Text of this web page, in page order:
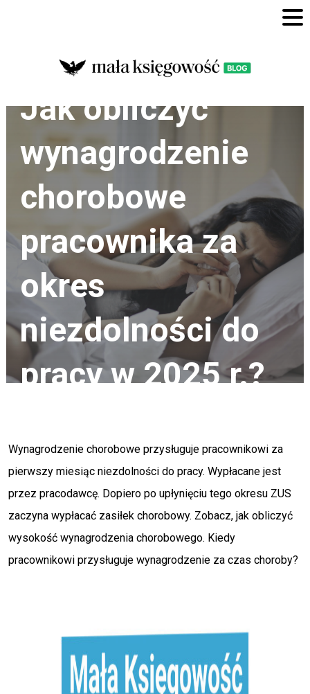
Kadry
Jak obliczyć
wynagrodzenie
chorobowe
pracownika za
okres
niezdolności do
pracy w 2025 r.?
Wynagrodzenie chorobowe przysługuje pracownikowi za
pierwszy miesiąc niezdolności do pracy. Wypłacane jest
przez pracodawcę. Dopiero po upłynięciu tego okresu ZUS
zaczyna wypłacać zasiłek chorobowy. Zobacz, jak obliczyć
wysokość wynagrodzenia chorobowego. Kiedy
pracownikowi przysługuje wynagrodzenie za czas choroby?